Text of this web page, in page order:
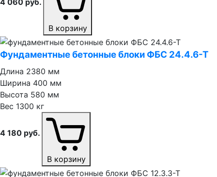
В корзину
Фундаментные бетонные блоки ФБС 24.4.6⁠-⁠Т
Длина 2380 мм
Ширина 400 мм
Высота 580 мм
Вес 1300 кг
4 180 руб.
В корзину